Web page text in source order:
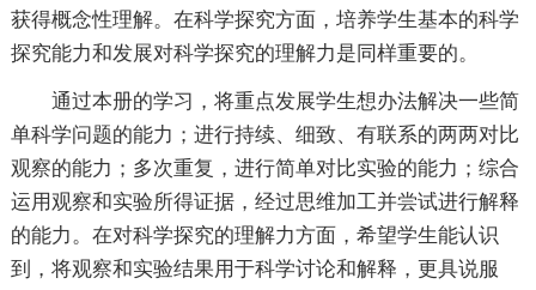
获得概念性理解。在科学探究方面，培养学生基本的科学
探究能力和发展对科学探究的理解力是同样重要的。
通过本册的学习，将重点发展学生想办法解决一些简
单科学问题的能力；进行持续、细致、有联系的两两对比
观察的能力；多次重复，进行简单对比实验的能力；综合
运用观察和实验所得证据，经过思维加工并尝试进行解释
的能力。在对科学探究的理解力方面，希望学生能认识
到，将观察和实验结果用于科学讨论和解释，更具说服